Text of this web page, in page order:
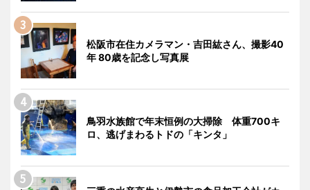
松阪市在住カメラマン・吉田紘さん、撮影40
年 80歳を記念し写真展
鳥羽水族館で年末恒例の大掃除 体重700キ
ロ、逃げまわるトドの「キンタ」